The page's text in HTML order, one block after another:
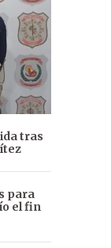
tras
para
el fin